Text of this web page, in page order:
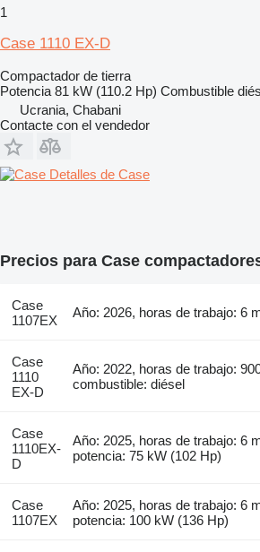
1
Case 1110 EX-D
Compactador de tierra
Potencia 81 kW (110.2 Hp) Combustible
Ucrania, Chabani
Contacte con el vendedor
Detalles de Case
Precios para Case
Case
1107EX
Año: 2026, horas de trabajo: 6
Case
1110
EX-D
Año: 2022, horas de trabajo:
combustible: diésel
Case
1110EX-
D
Año: 2025, horas de trabajo: 6
potencia: 75 kW (102 Hp)
Case
1107EX
Año: 2025, horas de trabajo: 6
potencia: 100 kW (136 Hp)